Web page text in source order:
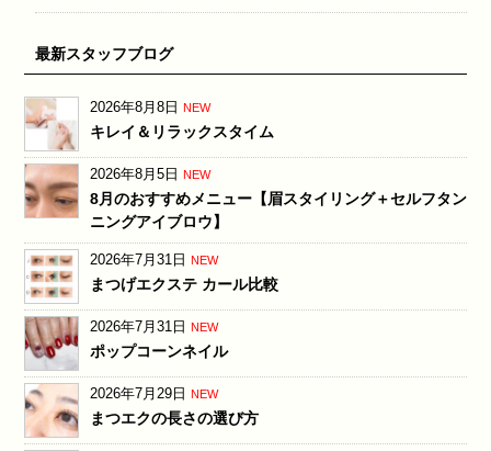
最新スタッフブログ
2026年8月8日 NEW
キレイ＆リラックスタイム
2026年8月5日 NEW
8月のおすすめメニュー【眉スタイリング＋セルフタン
ニングアイブロウ】
2026年7月31日 NEW
まつげエクステ カール比較
2026年7月31日 NEW
ポップコーンネイル
2026年7月29日 NEW
まつエクの長さの選び方